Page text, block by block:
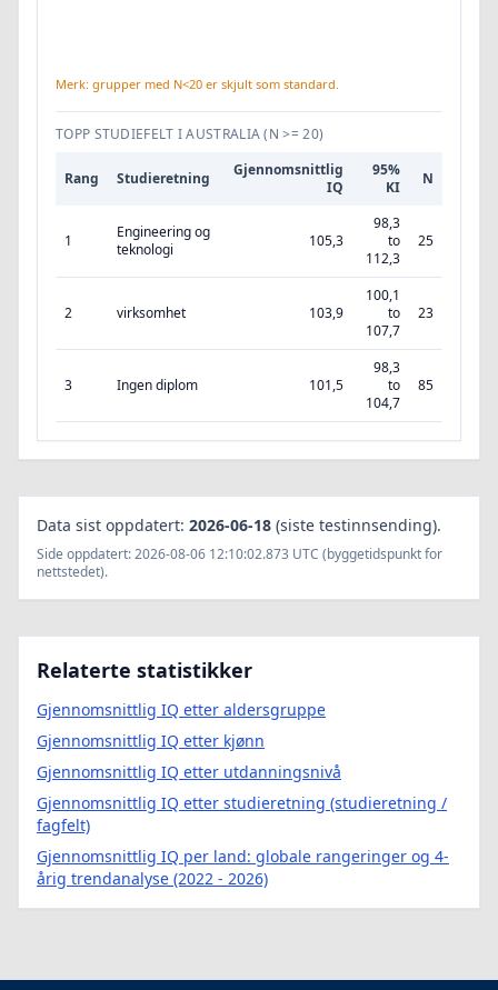
Merk: grupper med N<20 er skjult som standard.
TOPP STUDIEFELT I AUSTRALIA (N >= 20)
Rang Studieretning
Gjennomsnittlig
IQ
95%
KI
N
1
Engineering og
teknologi
105,3
98,3
to
112,3
25
2 virksomhet 103,9
100,1
to
107,7
23
3 Ingen diplom 101,5
98,3
to
104,7
85
Data sist oppdatert: 2026-06-18 (siste testinnsending).
Side oppdatert: 2026-08-06 12:10:02.873 UTC (byggetidspunkt for
nettstedet).
Relaterte statistikker
Gjennomsnittlig IQ etter aldersgruppe
Gjennomsnittlig IQ etter kjønn
Gjennomsnittlig IQ etter utdanningsnivå
Gjennomsnittlig IQ etter studieretning (studieretning /
fagfelt)
Gjennomsnittlig IQ per land: globale rangeringer og 4-
årig trendanalyse (2022 - 2026)